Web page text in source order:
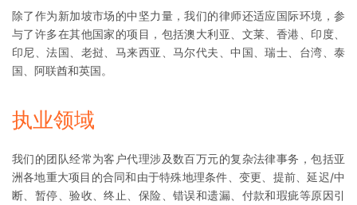
除了作为新加坡市场的中坚力量，我们的律师还适应国际环境，参
与了许多在其他国家的项目，包括澳大利亚、文莱、香港、印度、
印尼、法国、老挝、马来西亚、马尔代夫、中国、瑞士、台湾、泰
国、阿联酋和英国。
执业领域
我们的团队经常为客户代理涉及数百万元的复杂法律事务，包括亚
洲各地重大项目的合同和由于特殊地理条件、变更、提前、延迟/中
断、暂停、验收、终止、保险、错误和遗漏、付款和瑕疵等原因引